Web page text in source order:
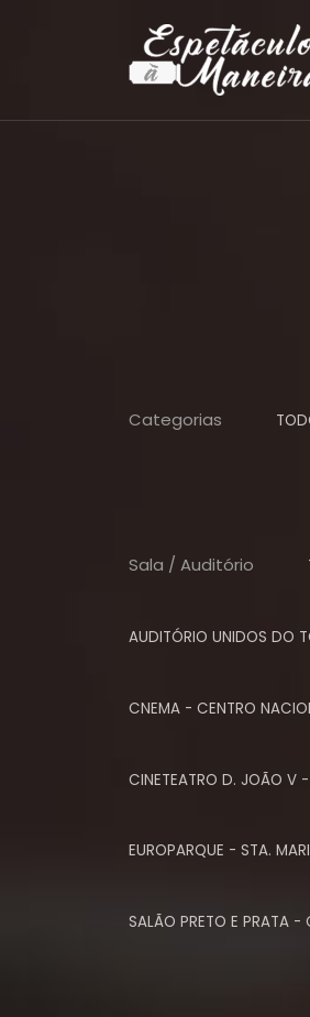
Categorias
Sala / Auditório
AUDITÓRIO UNIDOS DO
CNEMA - CENTRO
CINETEATRO D. JOÃO V
EUROPARQUE - STA.
SALÃO PRETO E PRATA -